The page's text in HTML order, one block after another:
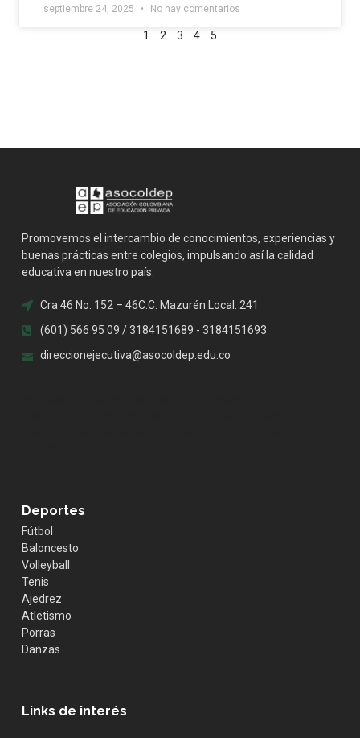
septiembre 24, 2025 No hay comentarios
1 2 3 4 5
Promovemos el intercambio de conocimientos, experiencias y
buenas prácticas entre colegios, impulsando así la calidad
educativa en nuestro país.
Cra 46 No. 152 – 46C.C. Mazurén Local: 241
(601) 566 95 09 / 3184151689 - 3184151693
direccionejecutiva@asocoldep.edu.co
Deportes
Fútbol
Baloncesto
Volleyball
Tenis
Ajedrez
Atletismo
Porras
Danzas
Links de interés